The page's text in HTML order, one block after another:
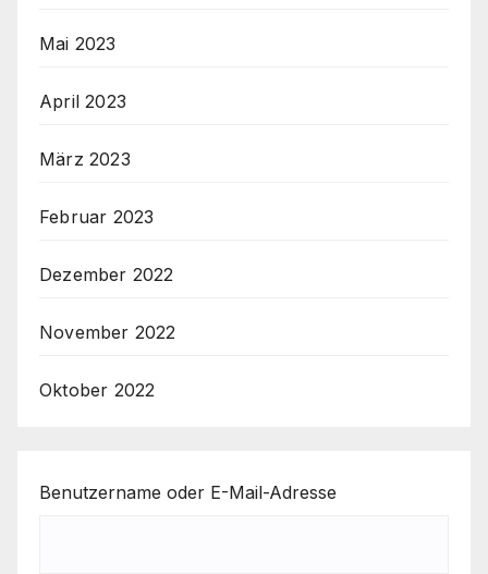
Mai 2023
April 2023
März 2023
Februar 2023
Dezember 2022
November 2022
Oktober 2022
Benutzername oder E-Mail-Adresse